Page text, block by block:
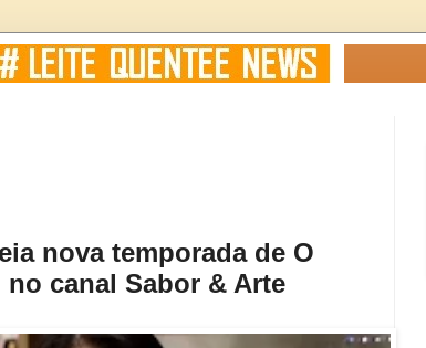
nova temporada de O
no canal Sabor & Arte